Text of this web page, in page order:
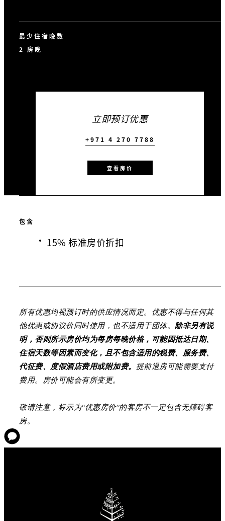
最少住宿晚数
2 房晚
立即预订优惠
+971 4 270 7788
查看房价
包含
15% 标准房价折扣
所有优惠均视预订时的供应情况而定。优惠不得与任何其
他优惠或协议价同时使用，也不适用于团体。 除非另有说
明，否则所示房价均为每房每晚价格，可能因抵达日期、
住宿天数等因素而变化，且不包含适用的税费、服务费、
代征费、度假酒店费用或附加费。 提前退房可能需要支付
费用。房价可能会有所变更。
敬请注意，标示为“优惠房价”的客房不一定包含无障碍客
房。